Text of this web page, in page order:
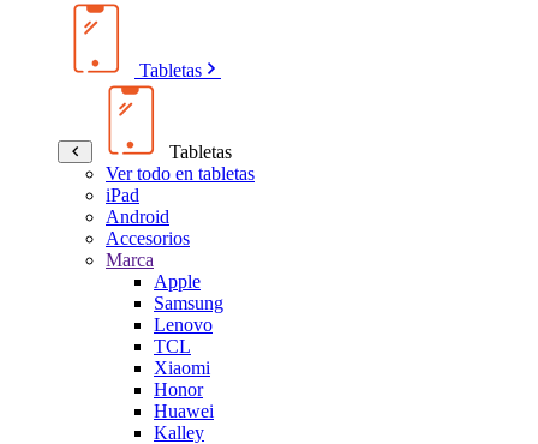
Tabletas
Tabletas
Ver todo en tabletas
iPad
Android
Accesorios
Marca
Apple
Samsung
Lenovo
TCL
Xiaomi
Honor
Huawei
Kalley